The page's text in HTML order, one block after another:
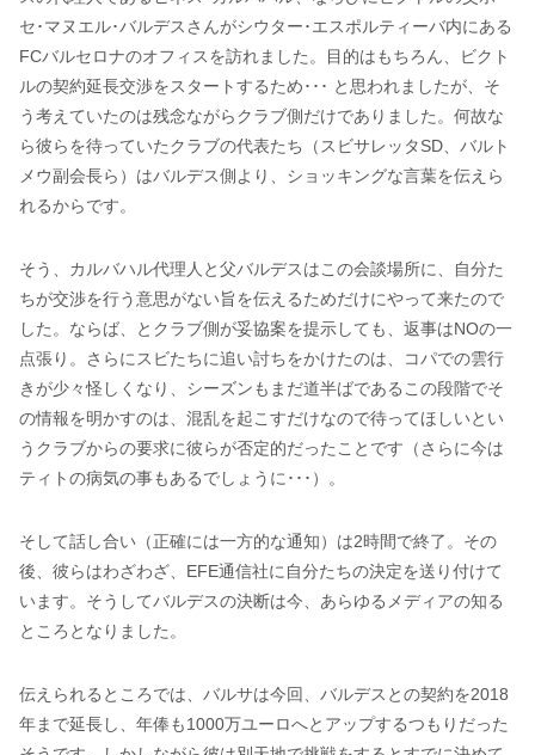
セ･マヌエル･バルデスさんがシウター･エスポルティーバ内にある
FCバルセロナのオフィスを訪れました。目的はもちろん、ビクト
ルの契約延長交渉をスタートするため･･･ と思われましたが、そ
う考えていたのは残念ながらクラブ側だけでありました。何故な
ら彼らを待っていたクラブの代表たち（スビサレッタSD、バルト
メウ副会長ら）はバルデス側より、ショッキングな言葉を伝えら
れるからです。
そう、カルバハル代理人と父バルデスはこの会談場所に、自分た
ちが交渉を行う意思がない旨を伝えるためだけにやって来たので
した。ならば、とクラブ側が妥協案を提示しても、返事はNOの一
点張り。さらにスビたちに追い討ちをかけたのは、コパでの雲行
きが少々怪しくなり、シーズンもまだ道半ばであるこの段階でそ
の情報を明かすのは、混乱を起こすだけなので待ってほしいとい
うクラブからの要求に彼らが否定的だったことです（さらに今は
ティトの病気の事もあるでしょうに･･･）。
そして話し合い（正確には一方的な通知）は2時間で終了。その
後、彼らはわざわざ、EFE通信社に自分たちの決定を送り付けて
います。そうしてバルデスの決断は今、あらゆるメディアの知る
ところとなりました。
伝えられるところでは、バルサは今回、バルデスとの契約を2018
年まで延長し、年俸も1000万ユーロへとアップするつもりだった